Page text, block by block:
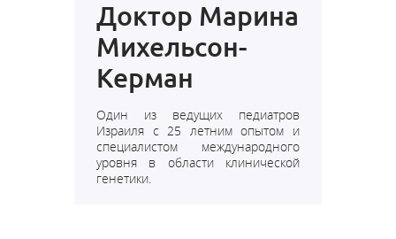
Доктор Марина
Михельсон-
Керман
Один из ведущих педиатров
Израиля с 25 летним опытом и
специалистом международного
уровня в области клинической
генетики.